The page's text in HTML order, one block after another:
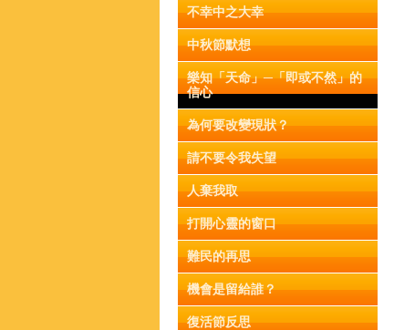
不幸中之大幸
中秋節默想
樂知「天命」─「即或不然」的
信心
為何要改變現狀？
請不要令我失望
人棄我取
打開心靈的窗口
難民的再思
機會是留給誰？
復活節反思